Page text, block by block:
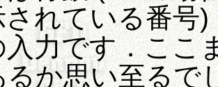
されている番号
入力です．ここ
るか思い至るで